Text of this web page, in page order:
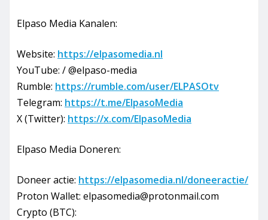
Elpaso Media Kanalen:
Website: https://elpasomedia.nl
YouTube: / @elpaso-media
Rumble: https://rumble.com/user/ELPASOtv
Telegram: https://t.me/ElpasoMedia
X (Twitter): https://x.com/ElpasoMedia
Elpaso Media Doneren:
Doneer actie: https://elpasomedia.nl/doneeractie/
Proton Wallet: elpasomedia@protonmail.com
Crypto (BTC):